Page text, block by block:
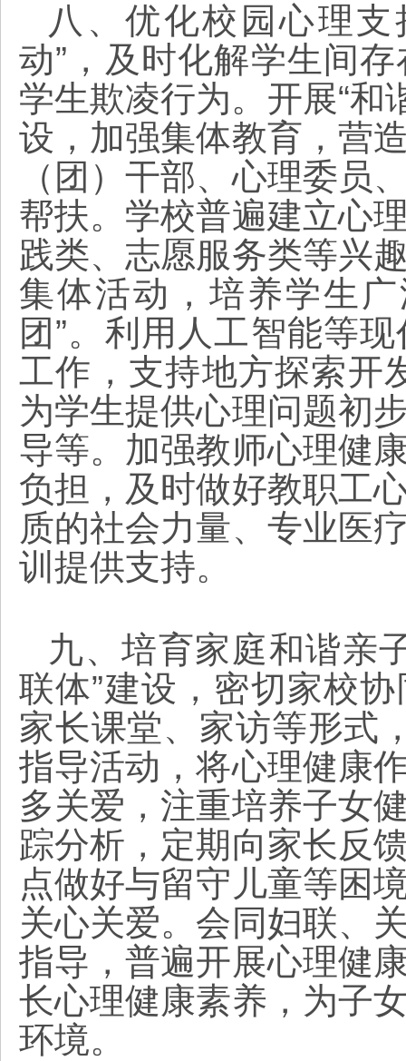
八、优化校园心理
动”，及时化解学生间
学生欺凌行为。开展“和
设，加强集体教育，营
（团）干部、心理委员
帮扶。学校普遍建立心
践类、志愿服务类等兴
集体活动，培养学生
团”。利用人工智能等
工作，支持地方探索开
为学生提供心理问题初
导等。加强教师心理健
负担，及时做好教职工
质的社会力量、专业医
训提供支持。
九、培育家庭和谐亲
联体”建设，密切家校
家长课堂、家访等形式
指导活动，将心理健康
多关爱，注重培养子女
踪分析，定期向家长反
点做好与留守儿童等困
关心关爱。会同妇联、
指导，普遍开展心理健
长心理健康素养，为子
环境。